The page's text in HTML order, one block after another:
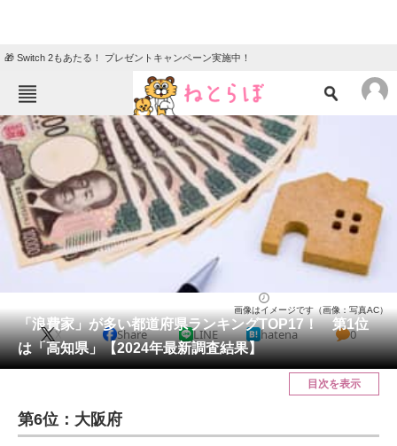
🎁 Switch 2もあたる！ プレゼントキャンペーン実施中！
ねとらぼメニュー
TOP ニュース
エンタメ クイズ
グルメ 地域
住まい
リサーチ
会員記事
メディア
ITの今と未来を見通す
「浪費家」が多い都道府県ランキングTOP17！ 第1位
は「高知県」【2024年最新調査結果】
画像はイメージです（画像：写真AC）
X Share LINE hatena 0
目次を表示
第6位：大阪府